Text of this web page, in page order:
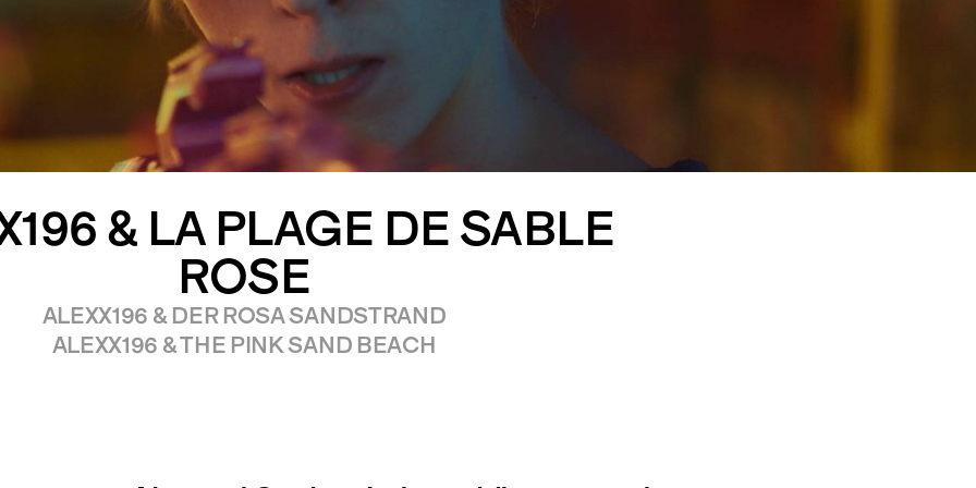
& LA PLAGE DE SABLE
ROSE
ALEXX196 & DER ROSA SANDSTRAND
ALEXX196 & THE PINK SAND BEACH